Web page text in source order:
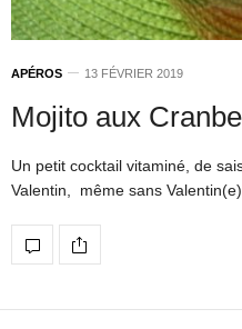
APÉROS 13 FÉVRIER 2019
Mojito aux
Un petit cocktail vitaminé, de
Valentin, même sans